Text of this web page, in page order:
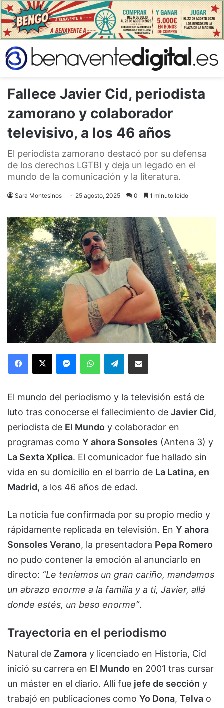
Fallece Javier Cid, periodista
zamorano y colaborador
televisivo, a los 46 años
El periodista zamorano destacó por su defensa
de los derechos LGTBI y deja un legado en el
mundo de la comunicación y la literatura.
Sara Montesinos 25 agosto, 2025 0 1 minuto leído
Facebook
X MessengerWhatsAppTelegramCompartir via Email
El mundo del periodismo y la televisión está de
luto tras conocerse el fallecimiento de Javier Cid,
periodista de El Mundo y colaborador en
programas como Y ahora Sonsoles (Antena 3) y
La Sexta Xplica. El comunicador fue hallado sin
vida en su domicilio en el barrio de La Latina, en
Madrid, a los 46 años de edad.
La noticia fue confirmada por su propio medio y
rápidamente replicada en televisión. En Y ahora
Sonsoles Verano, la presentadora Pepa Romero
no pudo contener la emoción al anunciarlo en
directo: “Le teníamos un gran cariño, mandamos
un abrazo enorme a la familia y a ti, Javier, allá
donde estés, un beso enorme”.
Trayectoria en el periodismo
Natural de Zamora y licenciado en Historia, Cid
inició su carrera en El Mundo en 2001 tras cursar
un máster en el diario. Allí fue jefe de sección y
trabajó en publicaciones como Yo Dona, Telva o